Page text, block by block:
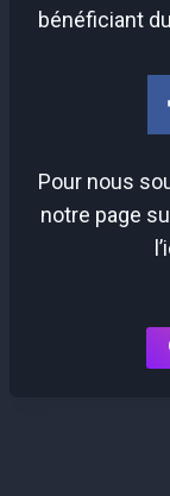
bénéficiant
Pour nous
notre page